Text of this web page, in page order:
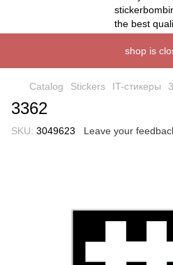
shop is
Catalog Stickers IT-стикеры
3362
SKU: 3049623 Leave your